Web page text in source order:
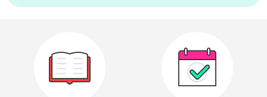
토요휴업일
여름방학